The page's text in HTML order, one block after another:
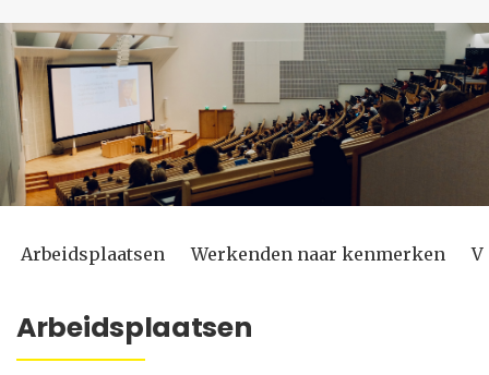
Arbeidsplaatsen Werkenden naar kenmerken
Arbeidsplaatsen